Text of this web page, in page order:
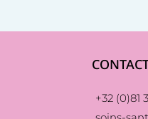
+32 (0)81